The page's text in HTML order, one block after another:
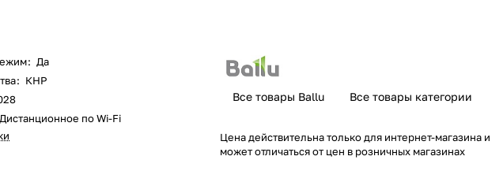
: Да
: КНР
Дистанционное по Wi-Fi
Все товары Ballu Все товары категории
Цена действительна только для интернет-магазина и
может отличаться от цен в розничных магазинах